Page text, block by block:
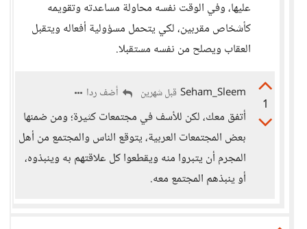
عليها، وفي الوقت نفسه محاولة مساعدته وتقويمه
كأشخاص مقربين، لكي يتحمل مسؤولية أفعاله ويتقبل
العقاب ويصلح من نفسه مستقبلا.
1
Seham_Sleem قبل شهرين أضف ردا
أتفق معك، لكن للأسف في مجتمعات كثيرة؛ ومن ضمنها
بعض المجتمعات العربية، يتوقع الناس والمجتمع من أهل
المجرم أن يتبروا منه ويقطعوا كل علاقتهم به وينبذوه،
أو ينبذهم المجتمع معه.